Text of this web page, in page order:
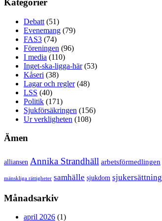
Kategorier
Debatt (51)
Evenemang (79)
FAS3 (74)
Föreningen (96)
I media (110)
Inget-ska-ligga-här(53)
Kåseri (38)
Lagar och regler(48)
LSS (40)
Politik (171)
Sjukförsäkringen (156)
Ur verkligheten (108)
Ämen
alliansen Annika Strandhäll arbetsförmedlingen
mänskliga rättigheter samhälle sjukdom sjukersättning
Månadsarkiv
april 2026 (1)